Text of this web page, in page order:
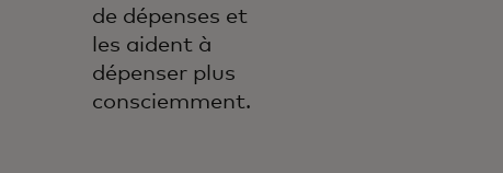
de dépenses et
les aident à
dépenser plus
consciemment.